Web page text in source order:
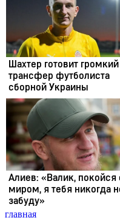
главная